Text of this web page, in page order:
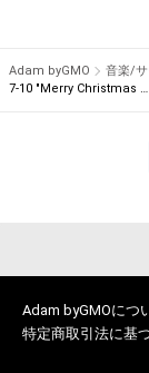
There is only one item for each note in the world, being the
first NFT by
Furthermore,
the auction for
Christmas Mr.
buyer benefit
file of the full
2021”, which
ることを保証す
るコンピュータ
ないものとしま
と第三者との間
て一切責任を負
責が制限される
賠償金額の上限
購入者から販売
Adam byGMO 音楽/サ
7-10 "Merry Christmas Mr. Lawrence" Ryuichi Sakamoto 坂本 龍一
Adam byGMOにつ
特定商取引法に基